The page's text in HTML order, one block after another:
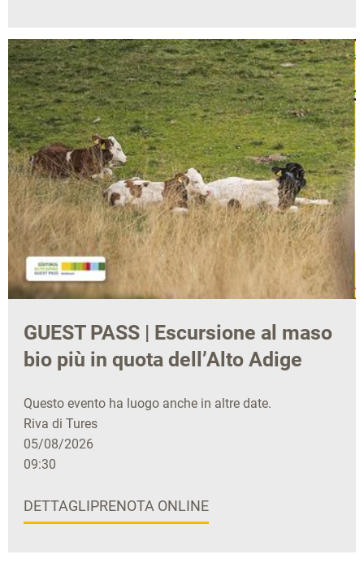
GUEST PASS | Escursione al maso
bio più in quota dell’Alto Adige
Questo evento ha luogo anche in altre date.
Riva di Tures
05/08/2026
09:30
DETTAGLIPRENOTA ONLINE